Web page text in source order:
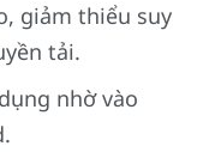
giảm thiểu suy
tải.
nhờ vào